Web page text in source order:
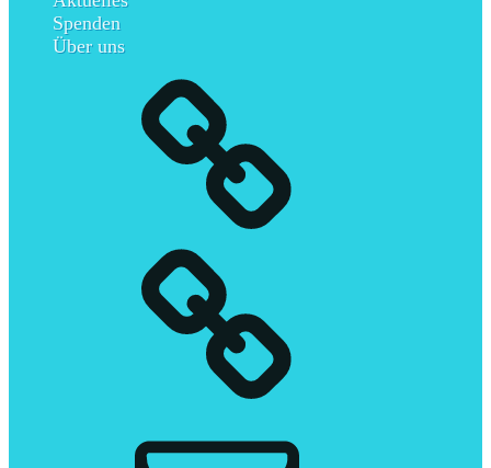
Spenden
Über uns
Datenschutzerklärung